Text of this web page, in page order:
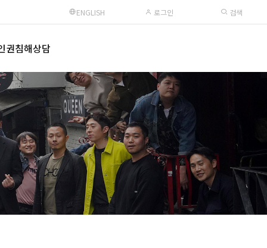
ENGLISH 로그인 검색
권침해상담